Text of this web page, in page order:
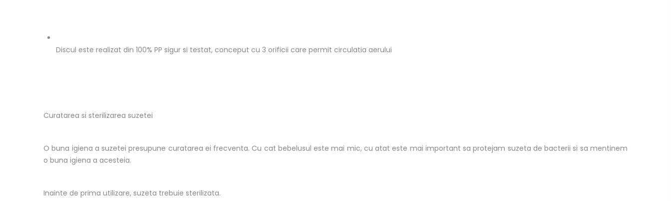
Discul este realizat din 100% PP sigur si testat, conceput cu 3 orificii care permit circulatia aerului
Curatarea si sterilizarea suzetei
O buna igiena a suzetei presupune curatarea ei frecventa. Cu cat bebelusul este mai mic, cu atat este mai important sa protejam suzeta de bacterii si sa mentinem
o buna igiena a acesteia.
Inainte de prima utilizare, suzeta trebuie sterilizata.